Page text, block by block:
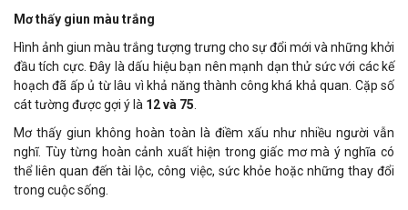
Mơ thấy giun màu trắng
Hình ảnh giun màu trắng tượng trưng cho sự đổi mới và những khởi
đầu tích cực. Đây là dấu hiệu bạn nên mạnh dạn thử sức với các kế
hoạch đã ấp ủ từ lâu vì khả năng thành công khá khả quan. Cặp số
cát tường được gợi ý là 12 và 75
Mơ thấy giun không hoàn toàn là điềm xấu như nhiều người vẫn
nghĩ. Tùy từng hoàn cảnh xuất hiện trong giấc mơ mà ý nghĩa có
thể liên quan đến tài lộc, công việc, sức khỏe hoặc những thay đổi
trong cuộc sống.